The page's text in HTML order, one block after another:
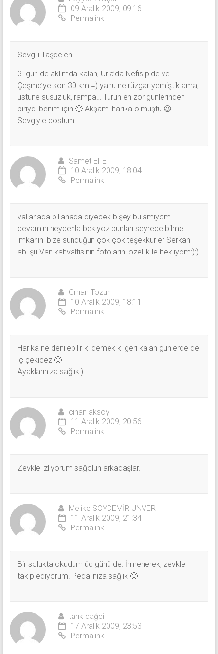
09 Aralık 2009, 09:16
Permalink
Sevgili Taşdelen…
3. gün de aklımda kalan, Urla’da Nefis pide ve
Çeşme’ye son 30 km =) yahu ne rüzgar yemiştik ama,
üstüne susuzluk, rampa… Turun en zor günlerinden
biriydi benim için 🙂 Akşamı harika olmuştu 😉
Sevgiyle dostum…
Samet EFE
10 Aralık 2009, 18:04
Permalink
vallahada billahada diyecek bişey bulamıyom
devamını heycenla beklyoz bunları seyrede bilme
imkanını bize sunduğun çok çok teşekkürler Serkan
abi şu Van kahvaltısının fotolarını özellik le bekliyom:):)
Orhan Tozun
10 Aralık 2009, 18:11
Permalink
Harika ne denilebilir ki demek ki geri kalan günlerde de
iç çekicez 🙂
Ayaklarınıza sağlık:)
cihan aksoy
11 Aralık 2009, 20:56
Permalink
Zevkle izliyorum sağolun arkadaşlar.
Melike SOYDEMİR ÜNVER
11 Aralık 2009, 21:34
Permalink
Bir solukta okudum üç günü de. İmrenerek, zevkle
takip ediyorum. Pedalınıza sağlık 🙂
tarık dağci
17 Aralık 2009, 23:53
Permalink